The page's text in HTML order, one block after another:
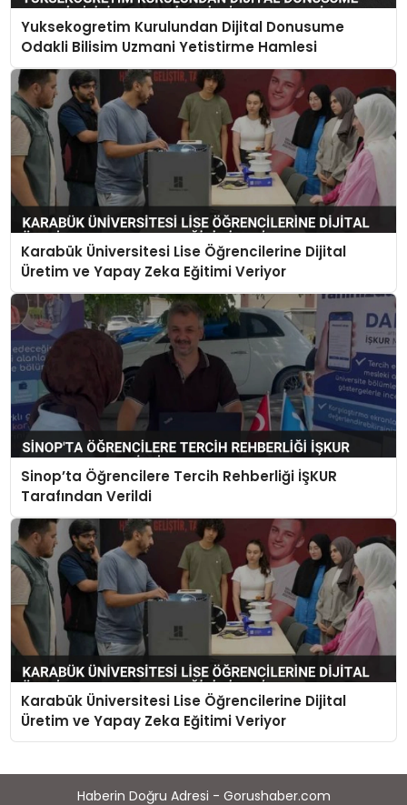
Yuksekogretim Kurulundan Dijital Donusume
Odakli Bilisim Uzmani Yetistirme Hamlesi
Karabük Üniversitesi Lise Öğrencilerine Dijital
Üretim ve Yapay Zeka Eğitimi Veriyor
Sinop’ta Öğrencilere Tercih Rehberliği İŞKUR
Tarafından Verildi
Karabük Üniversitesi Lise Öğrencilerine Dijital
Üretim ve Yapay Zeka Eğitimi Veriyor
Haberin Doğru Adresi - Gorushaber.com